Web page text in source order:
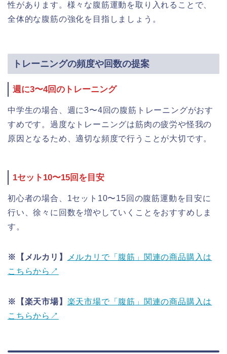
性があります。様々な腹筋運動を取り入れることで、
全体的な腹筋の強化を目指しましょう。
トレーニングの頻度や回数の提案
週に3〜4回のトレーニング
中学生の場合、週に3〜4回の腹筋トレーニングがおす
すめです。過度なトレーニングは筋肉の疲労や怪我の
原因となるため、適切な頻度で行うことが大切です。
1セット10〜15回を目安
初心者の場合、1セット10〜15回の腹筋運動を目安に
行い、徐々に回数を増やしていくことをおすすめしま
す。
※【メルカリ】
メルカリで「腹筋」関連の商品購入は
こちらから↗
※【楽天市場】 楽天市場で「腹筋」関連の商品購入は
こちらから↗